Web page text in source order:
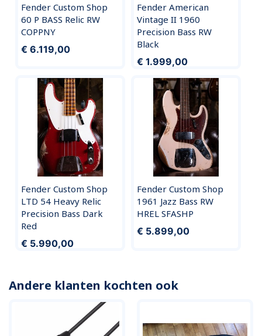
Fender Custom Shop
60 P BASS Relic RW
COPPNY
€ 6.119,00
Fender American
Vintage II 1960
Precision Bass RW
Black
€ 1.999,00
Fender Custom Shop
LTD 54 Heavy Relic
Precision Bass Dark
Red
€ 5.990,00
Fender Custom Shop
1961 Jazz Bass RW
HREL SFASHP
€ 5.899,00
Andere klanten kochten ook